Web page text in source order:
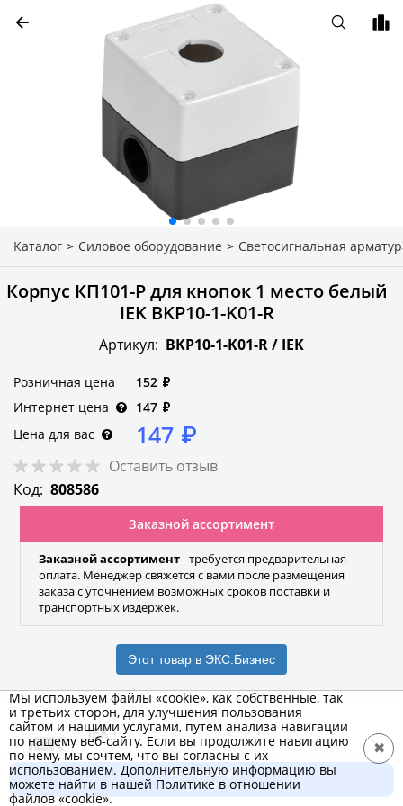
Каталог > Силовое оборудование > Светосигнальная
Корпус КП101-Р для кнопок 1 место белый
IEK BKP10-1-K01-R
Артикул: BKP10-1-K01-R / IEK
Розничная цена 152 ₽
Интернет цена
147 ₽
Цена для вас
147 ₽
Оставить отзыв
Код: 808586
Заказной ассортимент
Заказной ассортимент- требуется предварительная
оплата. Менеджер свяжется с вами после размещения
заказа с уточнением возможных сроков поставки и
транспортных издержек.
Этот товар в ЭКС.Бизнес
IEK
Бренд
В корзину
147 ₽
Мы используем файлы «cookie», как собственные, так
и третьих сторон, для улучшения пользования
сайтом и нашими услугами, путем анализа навигации
по нашему веб-сайту. Если вы продолжите навигацию
по нему, мы сочтем, что вы согласны с их
использованием. Дополнительную информацию вы
можете найти в нашей Политике в отношении
файлов «cookie».
✖